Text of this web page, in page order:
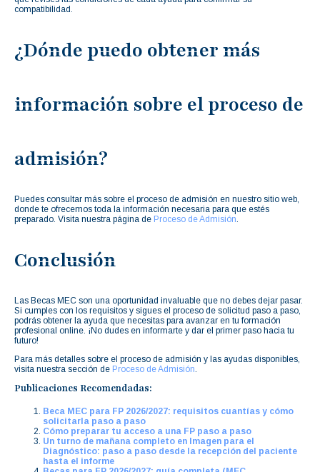
compatibilidad.
¿Dónde puedo obtener más
información sobre el proceso de
admisión?
Puedes consultar más sobre el proceso de admisión en nuestro sitio web,
donde te ofrecemos toda la información necesaria para que estés
preparado. Visita nuestra página de Proceso de Admisión.
Conclusión
Las Becas MEC son una oportunidad invaluable que no debes dejar pasar.
Si cumples con los requisitos y sigues el proceso de solicitud paso a paso,
podrás obtener la ayuda que necesitas para avanzar en tu formación
profesional online. ¡No dudes en informarte y dar el primer paso hacia tu
futuro!
Para más detalles sobre el proceso de admisión y las ayudas disponibles,
visita nuestra sección de Proceso de Admisión.
Publicaciones Recomendadas:
Beca MEC para FP 2026/2027: requisitos cuantías y cómo
solicitarla paso a paso
Cómo preparar tu acceso a una FP paso a paso
Un turno de mañana completo en Imagen para el
Diagnóstico: paso a paso desde la recepción del paciente
hasta el informe